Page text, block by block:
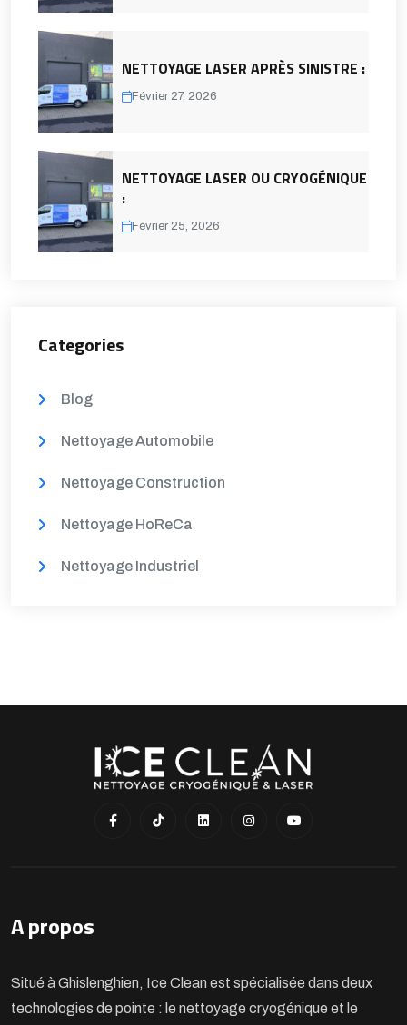
NETTOYAGE LASER APRÈS SINISTRE :
Février 27, 2026
NETTOYAGE LASER OU CRYOGÉNIQUE
:
Février 25, 2026
Categories
Blog
Nettoyage Automobile
Nettoyage Construction
Nettoyage HoReCa
Nettoyage Industriel
A propos
Situé à Ghislenghien, Ice Clean est spécialisée dans deux
technologies de pointe : le nettoyage cryogénique et le